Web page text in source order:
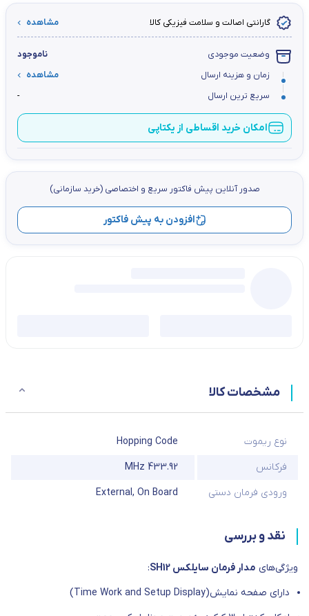
گارانتی اصالت و سلامت فیزیکی کالا مشاهده
وضعیت موجودی
ناموجود
زمان و هزینه ارسال
مشاهده
سریع ترین ارسال
-
امکان خرید اقساطی از یکتاپی
صدور آنلاین پيش فاكتور سریع و اختصاصي (خرید سازمانی)
افزودن به پیش فاکتور
مشخصات کالا
نوع ریموت
Hopping Code
فرکانس
433.92 MHz
ورودی فرمان دستی
On Board
,
External
نقد و بررسی
ویژگی‎‌های مدار فرمان سایلکس SH12
:
دارای صفحه نمایش(Time Work and Setup Display)